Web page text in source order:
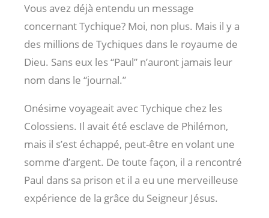
Vous avez déjà entendu un message
concernant Tychique? Moi, non plus. Mais il y a
des millions de Tychiques dans le royaume de
Dieu. Sans eux les “Paul” n’auront jamais leur
nom dans le “journal.”
Onésime voyageait avec Tychique chez les
Colossiens. Il avait été esclave de Philémon,
mais il s’est échappé, peut-être en volant une
somme d’argent. De toute façon, il a rencontré
Paul dans sa prison et il a eu une merveilleuse
expérience de la grâce du Seigneur Jésus.